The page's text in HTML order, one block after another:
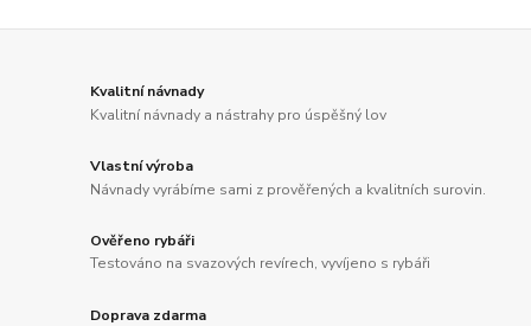
Kvalitní návnady
Kvalitní návnady a nástrahy pro úspěšný lov
Vlastní výroba
Návnady vyrábíme sami z prověřených a kvalitních surovin.
Ověřeno rybáři
Testováno na svazových revírech, vyvíjeno s rybáři
Doprava zdarma